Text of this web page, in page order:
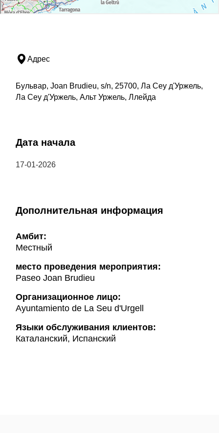
Адрес
Бульвар, Joan Brudieu, s/n, 25700, Ла Сеу д'Уржель,
Ла Сеу д'Уржель, Альт Уржель, Ллейда
Дата начала
17-01-2026
Дополнительная информация
Амбит:
Местный
место проведения мероприятия:
Paseo Joan Brudieu
Организационное лицо:
Ayuntamiento de La Seu d'Urgell
Языки обслуживания клиентов:
Каталанский, Испанский